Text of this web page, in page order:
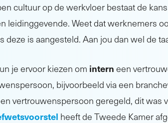
cultuur op de werkvloer bestaat de
leidinggevende. Weet dat werknemers
deze is aangesteld. Aan jou dan wel de
je ervoor kiezen om intern een
bijvoorbeeld via een
vertrouwenspersoon geregeld, dit
heeft de Tweede Kamer